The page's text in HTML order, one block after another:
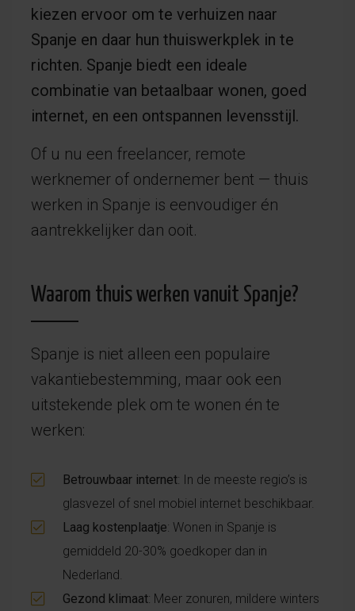
kiezen ervoor om te verhuizen naar
Spanje en daar hun thuiswerkplek in te
richten. Spanje biedt een ideale
combinatie van betaalbaar wonen, goed
internet, en een ontspannen levensstijl.
Of u nu een freelancer, remote
werknemer of ondernemer bent — thuis
werken in Spanje is eenvoudiger én
aantrekkelijker dan ooit.
Waarom thuis werken vanuit Spanje?
Spanje is niet alleen een populaire
vakantiebestemming, maar ook een
uitstekende plek om te wonen én te
werken:
Betrouwbaar internet: In de meeste regio’s is
glasvezel of snel mobiel internet beschikbaar.
Laag kostenplaatje: Wonen in Spanje is
gemiddeld 20-30% goedkoper dan in
Nederland.
Gezond klimaat: Meer zonuren, mildere winters